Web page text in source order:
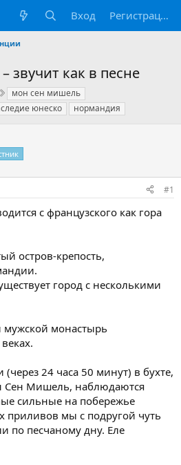
Вход Регистрация
как в песне
Т
е
г
мон сен мишель
юнеско нормандия
#1
с французского как гора
остров-крепость,
город с несколькими
мужской монастырь
(через 24 часа 50 минут) в бухте,
Сен Мишель, наблюдаются
сильные на побережье
приливов мы с подругой чуть
по песчаному дну. Еле